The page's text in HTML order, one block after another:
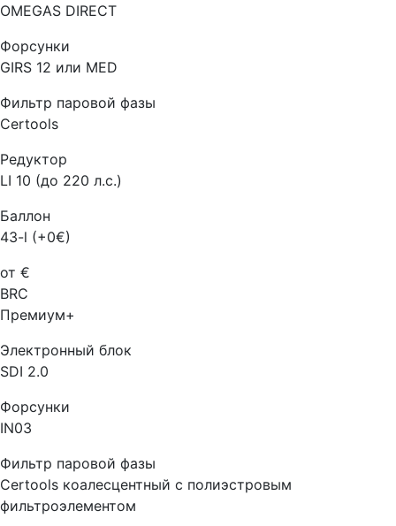
OMEGAS DIRECT
Форсунки
GIRS 12 или MED
Фильтр паровой фазы
Certools
Редуктор
LI 10 (до 220 л.с.)
Баллон
43-l (+0€)
от €
BRC
Премиум+
Электронный блок
SDI 2.0
Форсунки
IN03
Фильтр паровой фазы
Certools коалесцентный с полиэстровым
фильтроэлементом